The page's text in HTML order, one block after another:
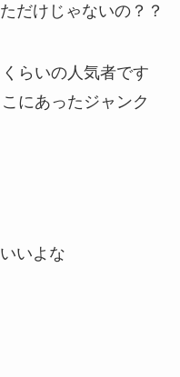
だけじゃないの？？
らいの人気者です
にあったジャンク
いよな